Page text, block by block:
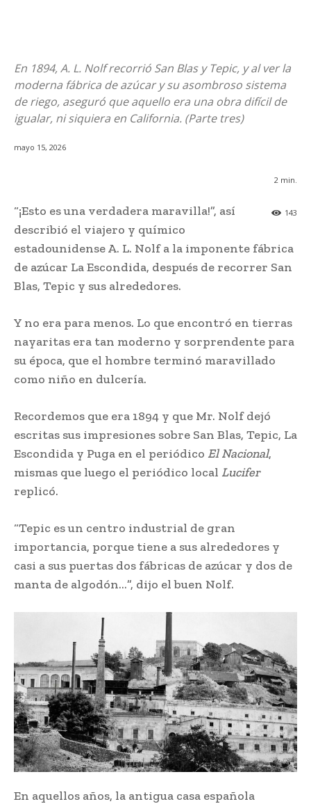
En 1894, A. L. Nolf recorrió San Blas y Tepic, y al ver la
moderna fábrica de azúcar y su asombroso sistema
de riego, aseguró que aquello era una obra difícil de
igualar, ni siquiera en California. (Parte tres)
mayo 15, 2026
2 min.
143
“¡Esto es una verdadera maravilla!”, así
describió el viajero y químico
estadounidense A. L. Nolf a la imponente fábrica
de azúcar La Escondida, después de recorrer San
Blas, Tepic y sus alrededores.
Y no era para menos. Lo que encontró en tierras
nayaritas era tan moderno y sorprendente para
su época, que el hombre terminó maravillado
como niño en dulcería.
Recordemos que era 1894 y que Mr. Nolf dejó
escritas sus impresiones sobre San Blas, Tepic, La
Escondida y Puga en el periódico El Nacional,
mismas que luego el periódico local Lucifer
replicó.
“Tepic es un centro industrial de gran
importancia, porque tiene a sus alrededores y
casi a sus puertas dos fábricas de azúcar y dos de
manta de algodón…”, dijo el buen Nolf.
En aquellos años, la antigua casa española